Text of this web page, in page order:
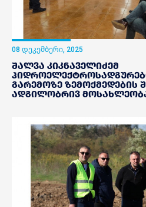
08 დეკემბერი, 2025
შალვა კიკნაველიძემ
გარემოზე ზემოქმედების
ადგილობრივ